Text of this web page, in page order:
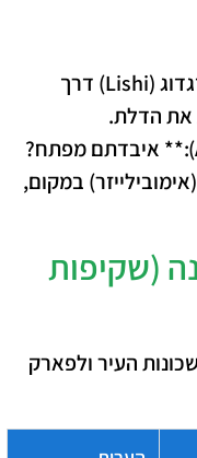
* **ללא נזק:** אני משתמש בכלי דגדוג (Lishi) דרך
את הדלת.
* **שחזור מפתחות (All Keys Lost):** איבדתם מפתח?
במקום,
(שקיפות
העיר ולפארק